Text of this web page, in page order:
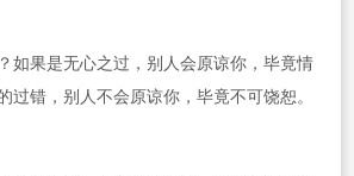
如果是无心之过，别人会原谅你，毕竟情
过错，别人不会原谅你，毕竟不可饶恕。